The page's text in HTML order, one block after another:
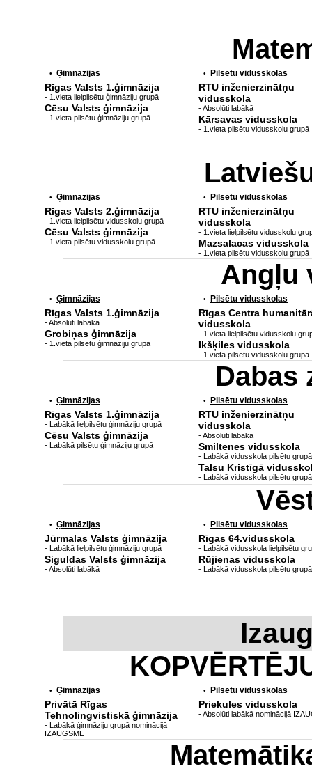
• Ģimnāzijas
Rīgas Valsts 1.ģimnāzija
- 1.vieta lielpilsētu ģimnāziju grupā
Cēsu Valsts ģimnāzija
- 1.vieta pilsētu ģimnāziju grupā
• Pilsētu vidusskolas
RTU inženierzinātņu
vidusskola
- Absolūti labākā
Kārsavas vidusskola
- 1.vieta pilsētu vidusskolu grupā
• Ģimnāzijas
Rīgas Valsts 2.ģimnāzija
- 1.vieta lielpilsētu vidusskolu grupā
Cēsu Valsts ģimnāzija
- 1.vieta pilsētu vidusskolu grupā
• Pilsētu vidusskolas
RTU inženierzinātņu
vidusskola
- 1.vieta lielpilsētu vidusskolu
Mazsalacas vidusskola
- 1.vieta pilsētu vidusskolu grupā
Angļu
• Ģimnāzijas
Rīgas Valsts 1.ģimnāzija
- Absolūti labākā
Grobiņas ģimnāzija
- 1.vieta pilsētu ģimnāziju grupā
• Pilsētu vidusskolas
Rīgas Centra
vidusskola
- 1.vieta lielpilsētu vidusskolu
Ikšķiles vidusskola
- 1.vieta pilsētu vidusskolu grupā
Dabas
• Ģimnāzijas
Rīgas Valsts 1.ģimnāzija
- Labākā lielpilsētu ģimnāziju grupā
Cēsu Valsts ģimnāzija
- Labākā pilsētu ģimnāziju grupā
• Pilsētu vidusskolas
RTU inženierzinātņu
vidusskola
- Absolūti labākā
Smiltenes vidusskola
- Labākā vidusskola pilsētu grupā
Talsu Kristīgā
- Labākā vidusskola pilsētu grupā
• Ģimnāzijas
Jūrmalas Valsts ģimnāzija
- Labākā lielpilsētu ģimnāziju grupā
Siguldas Valsts ģimnāzija
- Absolūti labākā
• Pilsētu vidusskolas
Rīgas 64.vidusskola
- Labākā vidusskola lielpilsētu
Rūjienas vidusskola
- Labākā vidusskola pilsētu grupā
• Ģimnāzijas
Privātā Rīgas
Tehnolingvistiskā ģimnāzija
- Labākā ģimnāziju grupā nominācijā
IZAUGSME
• Pilsētu vidusskolas
Priekules vidusskola
- Absolūti labākā nominācijā